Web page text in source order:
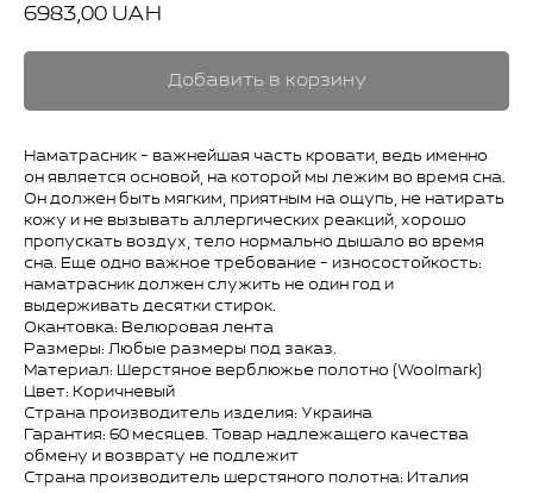
6983,00 UAH
Добавить в корзину
Наматрасник - важнейшая часть кровати, ведь именно
он является основой, на которой мы лежим во время сна.
Он должен быть мягким, приятным на ощупь, не натирать
кожу и не вызывать аллергических реакций, хорошо
пропускать воздух, тело нормально дышало во время
сна. Еще одно важное требование - износостойкость:
наматрасник должен служить не один год и
выдерживать десятки стирок.
Окантовка: Велюровая лента
Размеры: Любые размеры под заказ.
Материал: Шерстяное верблюжье полотно (Woolmark)
Цвет: Коричневый
Страна производитель изделия: Украина
Гарантия: 60 месяцев. Товар надлежащего качества
обмену и возврату не подлежит
Страна производитель шерстяного полотна: Италия